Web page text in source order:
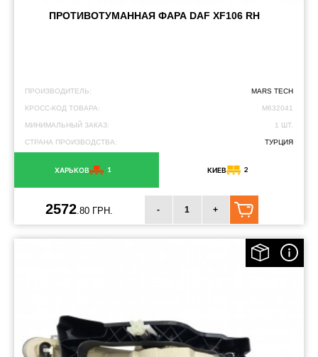
ПРОТИВОТУМАННАЯ ФАРА DAF XF106 RH
ПРОИЗВОДИТЕЛЬ: MARS TECH
КРОСС-КОД ТОВАРА: M632041
МИНИМАЛЬНЫЙ ЗАКАЗ: 1 ШТ.
СТРАНА ПРОИЗВОДСТВА: ТУРЦИЯ
ХАРЬКОВ 1 КИЕВ 2
2572 .80 ГРН. - +